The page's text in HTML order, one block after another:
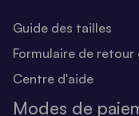
Guide des tailles
Formulaire de
Centre d'aide
Modes de